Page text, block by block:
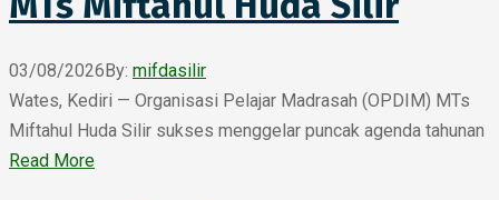
03/08/2026By: mifdasilir
Wates, Kediri — Organisasi Pelajar Madrasah (OPDIM) MTs
Miftahul Huda Silir sukses menggelar puncak agenda tahunan
Read More